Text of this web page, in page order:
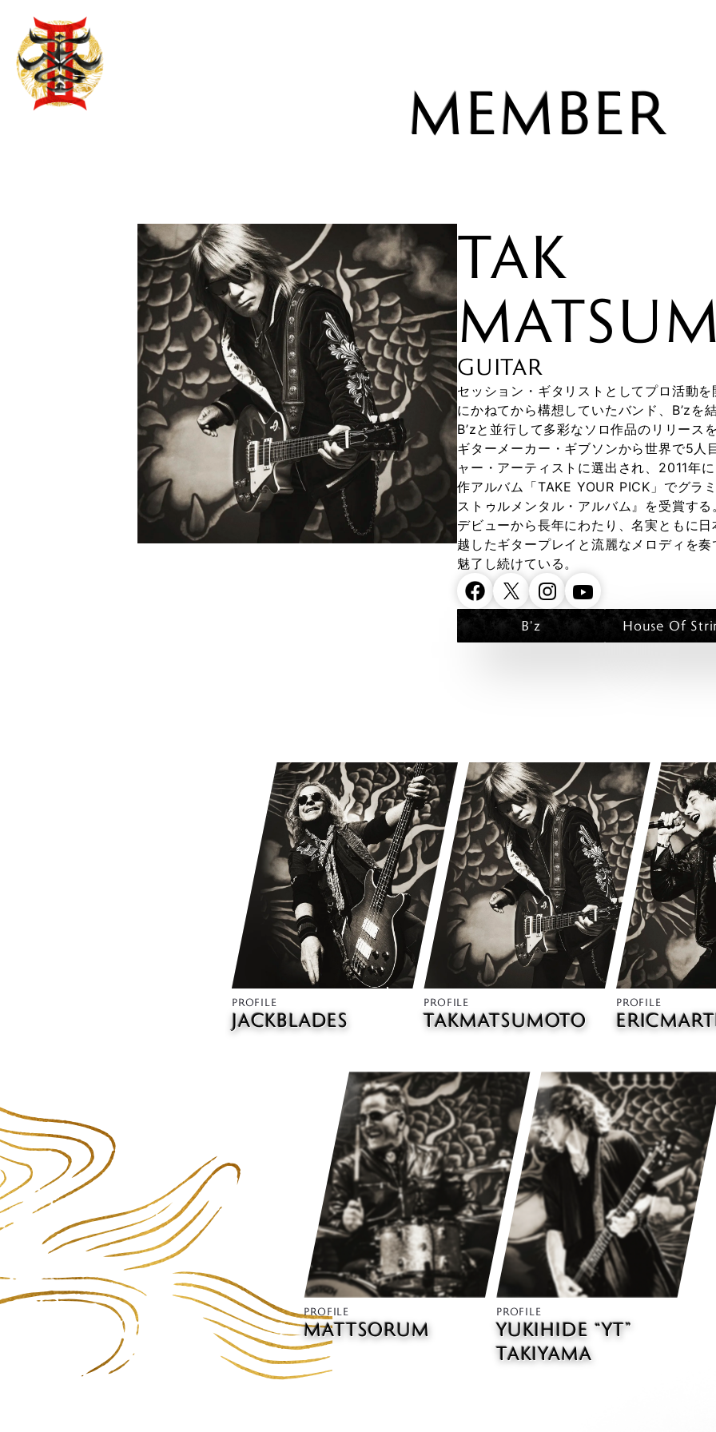
JACK
ERIC
MEMBER
TAK
GUITAR
セッション・ギタリストとしてプロ活動
にかねてから構想していたバンド、B’zを
B’zと並行して多彩なソロ作品のリリース
ギターメーカー・ギブソンから世界で5人
ャー・アーティストに選出され、2011年
作アルバム「TAKE YOUR PICK」でグラ
ストゥルメンタル・アルバム』を受賞する
デビューから長年にわたり、名実ともに
越したギタープレイと流麗なメロディを
魅了し続けている。
B'z House Of
PROFILE
JACKBLADES
PROFILE
TAKMATSUMOTO
PROFILE
ERIC
PROFILE
MATTSORUM
PROFILE
YUKIHIDE “YT”
TAKIYAMA